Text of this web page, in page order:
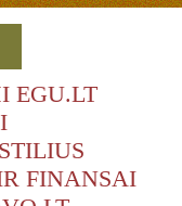
EGU.LT
FINANSAI